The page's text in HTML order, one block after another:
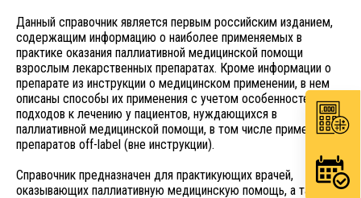
Данный справочник является первым российским изданием,
содержащим информацию о наиболее применяемых в
практике оказания паллиативной медицинской помощи
взрослым лекарственных препаратах. Кроме информации о
препарате из инструкции о медицинском применении, в нем
описаны способы их применения с учетом особенностей
подходов к лечению у пациентов, нуждающихся в
паллиативной медицинской помощи, в том числе применение
препаратов off-label (вне инструкции).
Справочник предназначен для практикующих врачей,
оказывающих паллиативную медицинскую помощь, а также